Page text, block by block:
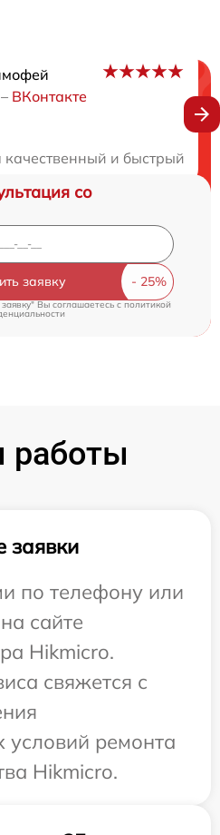
ВКонтакте
качественный и быстрый
со
заявку
Вы соглашаетесь cполитикой
работы
заявки
по телефону или
сайте
Hikmicro.
свяжется с
условий ремонта
Hikmicro.